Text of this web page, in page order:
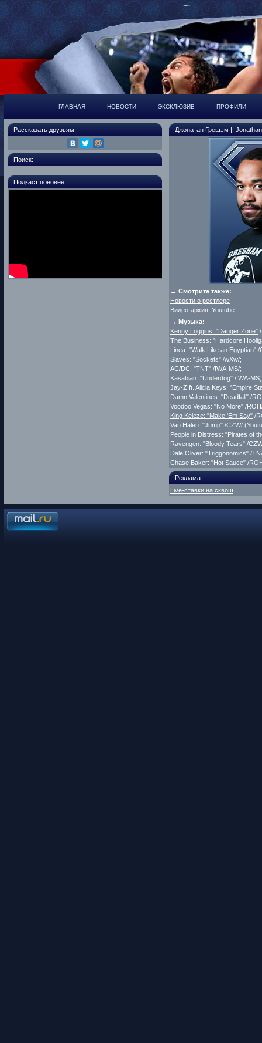
ГЛАВНАЯ НОВОСТИ ЭКСКЛЮЗИВ ПРОФИЛИ
Рассказать друзьям:
Поиск:
Подкаст поновее:
Джонатан Грешэм ||
→ Смотрите также:
Новости о рестлере
Видео-архив: Youtube
→ Музыка:
Kenny Loggins: "Danger Zone"
The Business: "Hardcore
Linea: "Walk Like an Egyptian"
Slaves: "Sockets" /wXw/;
AC/DC: "TNT" /IWA-MS/;
Kasabian: "Underdog" /IWA-
Jay-Z ft. Alicia Keys: "Empire
Damn Valentines: "Deadfall" /
Voodoo Vegas: "No More" /
King Keleze: "Make 'Em Say" /
Van Halen: "Jump" /CZW/ (
People in Distress: "Pirates of
Ravengen: "Bloody Tears" /
Dale Oliver: "Triggonomics" /
Chase Baker: "Hot Sauce" /
Реклама
Live-ставки на сквош